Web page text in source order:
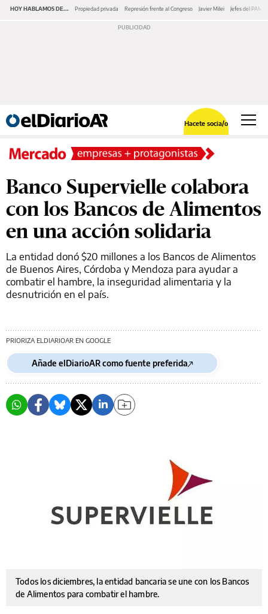
HOY HABLAMOS DE... Propiedad privada Represión frente al Congreso Javier Milei Jefes del PAMI
Hacete socia/o
Banco Supervielle colabora
con los Bancos de Alimentos
en una acción solidaria
La entidad donó $20 millones a los Bancos de Alimentos
de Buenos Aires, Córdoba y Mendoza para ayudar a
combatir el hambre, la inseguridad alimentaria y la
desnutrición en el país.
PRIORIZA ELDIARIOAR EN GOOGLE
Añade elDiarioAR como fuente preferida
Todos los diciembres, la entidad bancaria se une con los Bancos
de Alimentos para combatir el hambre.